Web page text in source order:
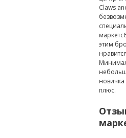
Claws
этим
плюс.